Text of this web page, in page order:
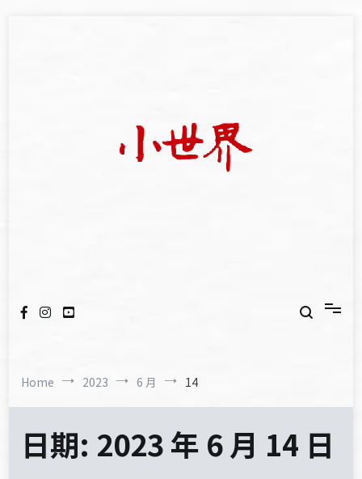
Home 2023 6 月 14
日期: 2023 年 6 月 14 日